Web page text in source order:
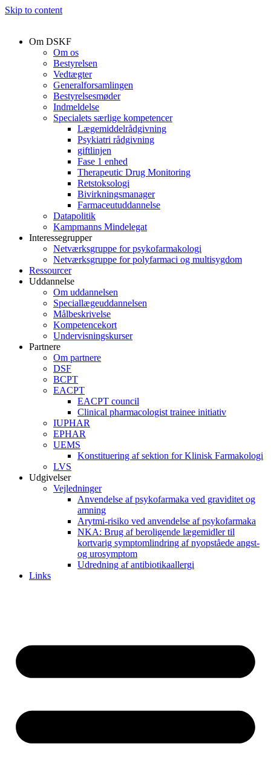
Skip to content
Om DSKF
Om os
Bestyrelsen
Vedtægter
Generalforsamlingen
Bestyrelsesmøder
Indmeldelse
Specialets særlige kompetencer
Lægemiddelrådgivning
Psykiatri rådgivning
giftlinjen
Fase 1 enhed
Therapeutic Drug Monitoring
Retstoksologi
Bivirkningsmanager
Farmaceutuddannelse
Datapolitik
Kampmanns Mindelegat
Interessegrupper
Netværksgruppe for psykofarmakologi
Netværksgruppe for polyfarmaci og multisygdom
Ressourcer
Uddannelse
Om uddannelsen
Speciallægeuddannelsen
Målbeskrivelse
Kompetencekort
Undervisningskurser
Partnere
Om partnere
DSF
BCPT
EACPT
EACPT council
Clinical pharmacologist trainee initiativ
IUPHAR
EPHAR
UEMS
Konstituering af sektion for Klinisk Farmakologi
LVS
Udgivelser
Vejledninger
Anvendelse af psykofarmaka ved graviditet og
amning
Arytmi-risiko ved anvendelse af psykofarmaka
NKA: Brug af beroligende lægemidler til
kortvarig symptomlindring af nyopståede angst-
og urosymptom
Udredning af antibiotikaallergi
Links